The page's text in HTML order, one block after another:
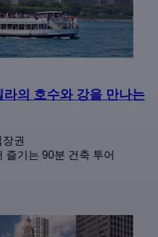
의 호수와 강을 만나는
권
즐기는 90분 건축 투어